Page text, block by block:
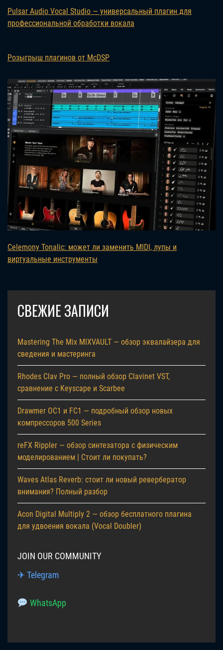
Pulsar Audio Vocal Studio — универсальный плагин для
профессиональной обработки вокала
Розыгрыш плагинов от McDSP
Celemony Tonalic: может ли заменить MIDI, лупы и
виртуальные инструменты
СВЕЖИЕ ЗАПИСИ
Mastering The Mix MIXVAULT — обзор эквалайзера для
сведения и мастеринга
Rhodes Clav Pro — полный обзор Clavinet VST,
сравнение с Keyscape и Scarbee
Drawmer OC1 и FC1 — подробный обзор новых
компрессоров 500 Series
reFX Rippler — обзор синтезатора с физическим
моделированием | Стоит ли покупать?
Waves Atlas Reverb: стоит ли новый ревербератор
внимания? Полный разбор
Acon Digital Multiply 2 — обзор бесплатного плагина
для удвоения вокала (Vocal Doubler)
JOIN OUR COMMUNITY
✈ Telegram
WhatsApp